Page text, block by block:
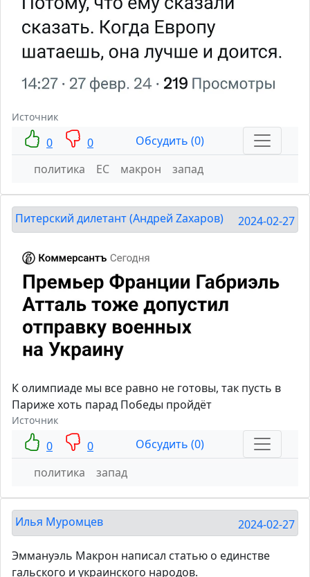
Источник
0 0
Обсудить (0)
политика
ЕС макрон запад
Питерский дилетант (Андрей Zахаров) 2024-02-27
К олимпиаде мы все равно не готовы, так пусть в
Париже хоть парад Победы пройдёт
Источник
0 0
Обсудить (0)
политика
запад
Илья Муромцев 2024-02-27
Эммануэль Макрон написал статью о единстве
гальского и украинского народов.